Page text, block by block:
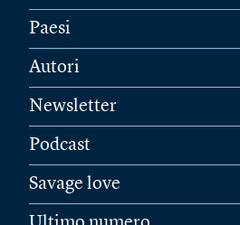
Paesi
Autori
Newsletter
Podcast
Savage love